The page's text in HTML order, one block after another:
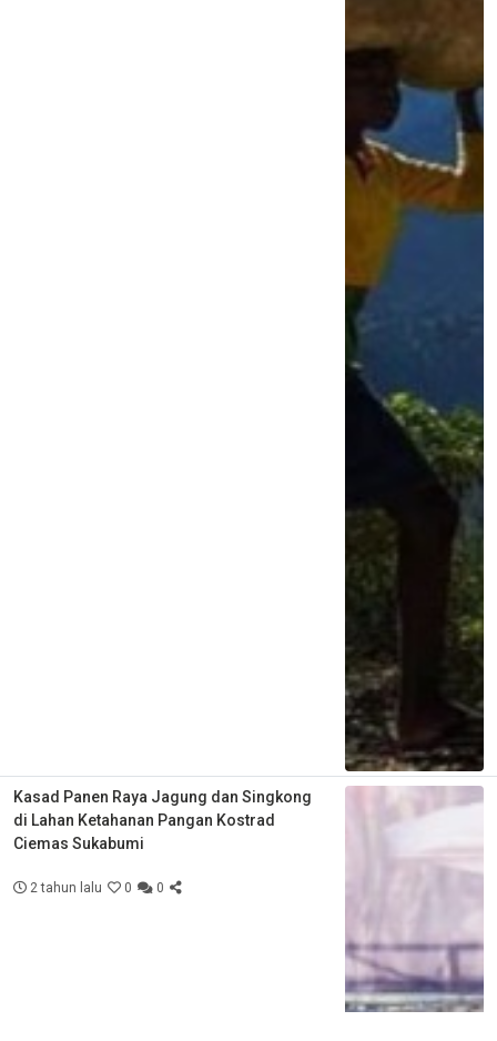
Kasad Panen Raya Jagung dan Singkong
di Lahan Ketahanan Pangan Kostrad
Ciemas Sukabumi
2 tahun lalu 0 0